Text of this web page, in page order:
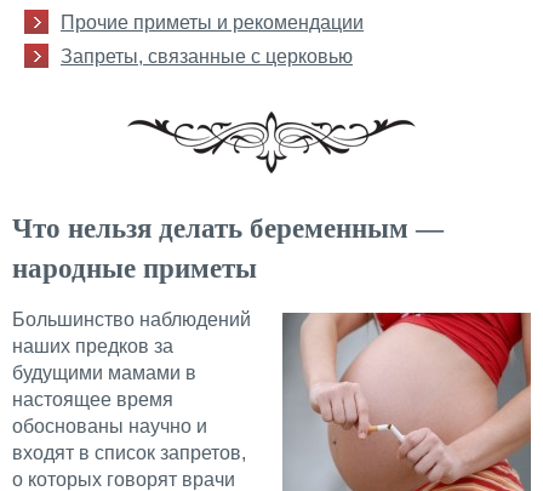
Прочие приметы и рекомендации
Запреты, связанные с церковью
Что нельзя делать беременным —
народные приметы
Большинство наблюдений
наших предков за
будущими мамами в
настоящее время
обоснованы научно и
входят в список запретов,
о которых говорят врачи